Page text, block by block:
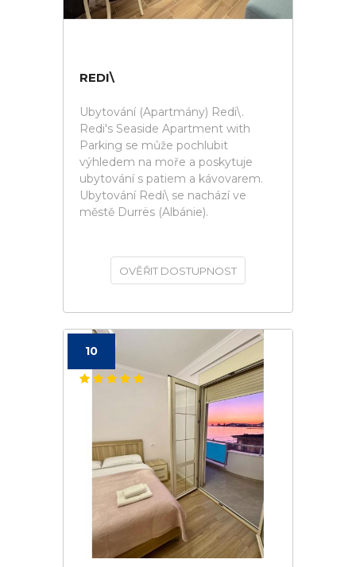
REDI\
Ubytování (Apartmány) Redi\.
Redi's Seaside Apartment with
Parking se může pochlubit
výhledem na moře a poskytuje
ubytování s patiem a kávovarem.
Ubytování Redi\ se nachází ve
městě Durrës (Albánie).
OVĚŘIT DOSTUPNOST
10